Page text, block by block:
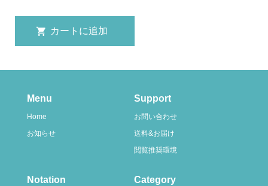
Menu
Home
お知らせ
Support
お問い合わせ
送料&お届け
閲覧推奨環境
Notation Category